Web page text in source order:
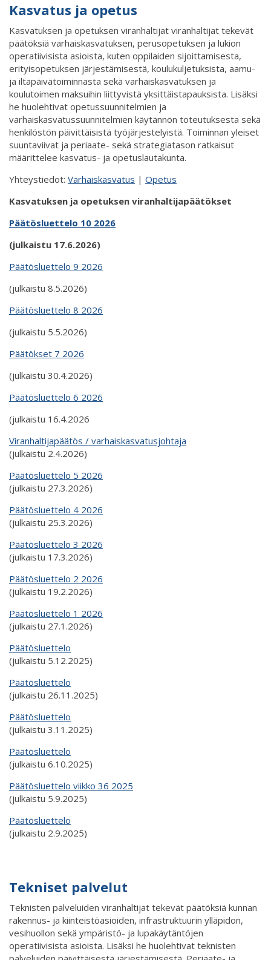
Kasvatus ja opetus
Kasvatuksen ja opetuksen viranhaltijat viranhaltijat tekevät
päätöksiä varhaiskasvatuksen, perusopetuksen ja lukion
operatiivisista asioista, kuten oppilaiden sijoittamisesta,
erityisopetuksen järjestämisestä, koulukuljetuksista, aamu-
ja iltapäivätoiminnasta sekä varhaiskasvatuksen ja
koulutoimen maksuihin liittyvistä yksittäistapauksista. Lisäksi
he huolehtivat opetussuunnitelmien ja
varhaiskasvatussuunnitelmien käytännön toteutuksesta sekä
henkilöstön päivittäisistä työjärjestelyistä. Toiminnan yleiset
suuntaviivat ja periaate- sekä strategiatason ratkaisut
määrittelee kasvatus- ja opetuslautakunta.
Yhteystiedot: Varhaiskasvatus | Opetus
Kasvatuksen ja opetuksen viranhaltijapäätökset
Päätösluettelo 10 2026
(julkaistu 17.6.2026)
Päätösluettelo 9 2026
(julkaistu 8.5.2026)
Päätösluettelo 8 2026
(julkaistu 5.5.2026)
Päätökset 7 2026
(julkaistu 30.4.2026)
Päätösluettelo 6 2026
(julkaistu 16.4.2026
Viranhaltijapäätös / varhaiskasvatusjohtaja
(julkaistu 2.4.2026)
Päätösluettelo 5 2026
(julkaistu 27.3.2026)
Päätösluettelo 4 2026
(julkaistu 25.3.2026)
Päätösluettelo 3 2026
(julkaistu 17.3.2026)
Päätösluettelo 2 2026
(julkaistu 19.2.2026)
Päätösluettelo 1 2026
(julkaistu 27.1.2026)
Päätösluettelo
(julkaistu 5.12.2025)
Päätösluettelo
(julkaistu 26.11.2025)
Päätösluettelo
(julkaistu 3.11.2025)
Päätösluettelo
(julkaistu 6.10.2025)
Päätösluettelo viikko 36 2025
(julkaistu 5.9.2025)
Päätösluettelo
(julkaistu 2.9.2025)
Tekniset palvelut
Teknisten palveluiden viranhaltijat tekevät päätöksiä kunnan
rakennus- ja kiinteistöasioiden, infrastruktuurin ylläpidon,
vesihuollon sekä ympäristö- ja lupakäytäntöjen
operatiivisista asioista. Lisäksi he huolehtivat teknisten